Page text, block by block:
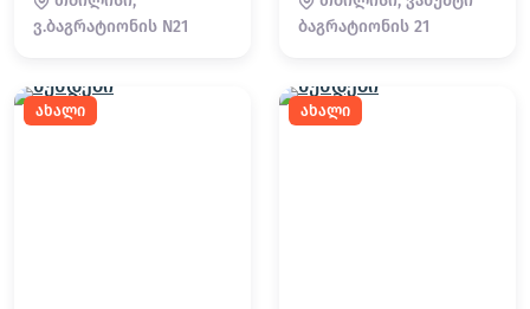
ვ.ბაგრატიონის N21
ბაგრატიონის 21
ახალი ახალი